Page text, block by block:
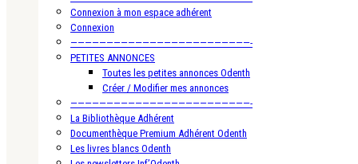
Connexion à mon espace adhérent
Connexion
—————————————————————————-
PETITES ANNONCES
Toutes les petites annonces Odenth
Créer / Modifier mes annonces
—————————————————————————-
La Bibliothèque Adhérent
Documenthèque Premium Adhérent Odenth
Les livres blancs Odenth